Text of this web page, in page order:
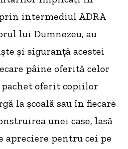
intermediul ADRA
lui Dumnezeu, au
și siguranță acestei
pâine oferită celor
oferit copiilor
la școală sau în fiecare
unei case, lasă
apreciere pentru cei pe